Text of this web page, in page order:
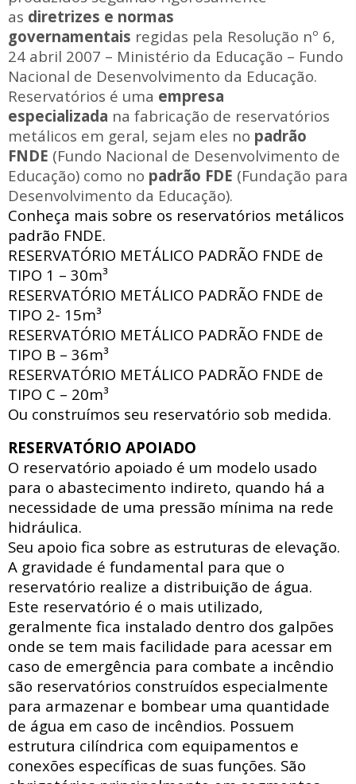
as diretrizes e normas
governamentais regidas pela Resolução nº 6,
24 abril 2007 – Ministério da Educação – Fundo
Nacional de Desenvolvimento da Educação.
Reservatórios é uma empresa
especializada na fabricação de reservatórios
metálicos em geral, sejam eles no padrão
FNDE (Fundo Nacional de Desenvolvimento de
Educação) como no padrão FDE (Fundação para
Desenvolvimento da Educação).
Conheça mais sobre os reservatórios metálicos
padrão FNDE.
RESERVATÓRIO METÁLICO PADRÃO FNDE de
TIPO 1 – 30m³
RESERVATÓRIO METÁLICO PADRÃO FNDE de
TIPO 2- 15m³
RESERVATÓRIO METÁLICO PADRÃO FNDE de
TIPO B – 36m³
RESERVATÓRIO METÁLICO PADRÃO FNDE de
TIPO C – 20m³
Ou construímos seu reservatório sob medida.
RESERVATÓRIO APOIADO
O reservatório apoiado é um modelo usado
para o abastecimento indireto, quando há a
necessidade de uma pressão mínima na rede
hidráulica.
Seu apoio fica sobre as estruturas de elevação.
A gravidade é fundamental para que o
reservatório realize a distribuição de água.
Este reservatório é o mais utilizado,
geralmente fica instalado dentro dos galpões
onde se tem mais facilidade para acessar em
caso de emergência para combate a incêndio
são reservatórios construídos especialmente
para armazenar e bombear uma quantidade
de água em caso de incêndios. Possuem
estrutura cilíndrica com equipamentos e
conexões específicas de suas funções. São